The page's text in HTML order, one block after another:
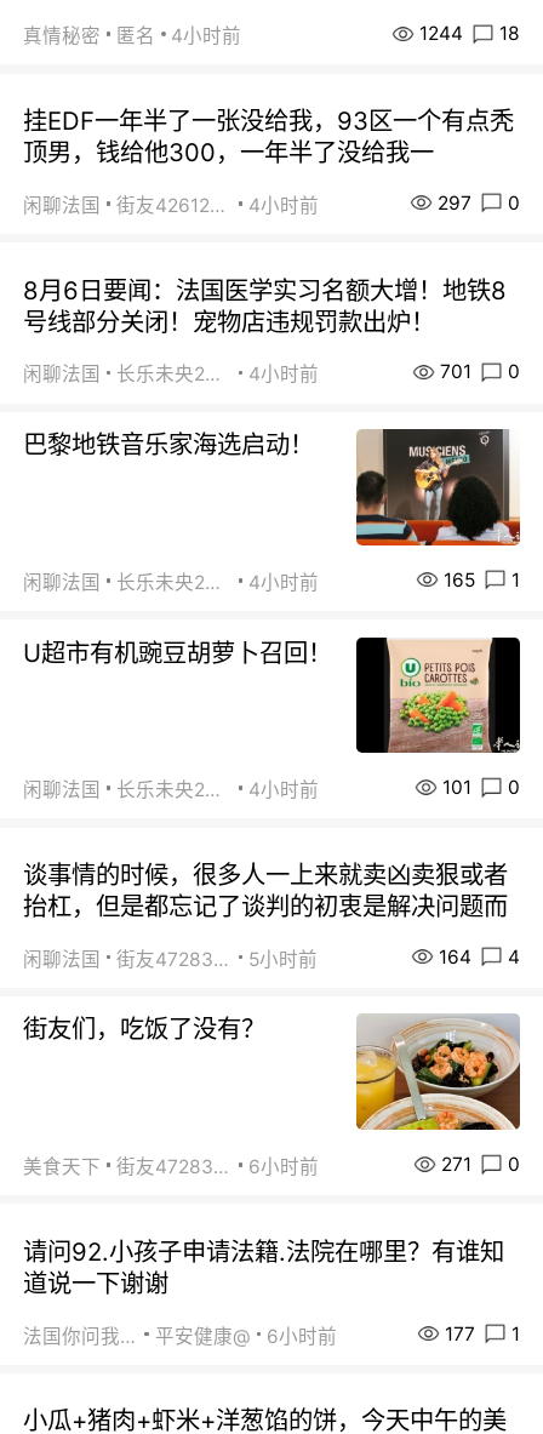
真情秘密 匿名 4小时前 1244 18
挂EDF一年半了一张没给我，93区一个有点秃
顶男，钱给他300，一年半了没给我一
闲聊法国 街友42612092 4小时前 297 0
8月6日要闻：法国医学实习名额大增！地铁8
号线部分关闭！宠物店违规罚款出炉！
闲聊法国 长乐未央2015 4小时前 701 0
巴黎地铁音乐家海选启动！
闲聊法国 长乐未央2015 4小时前 165 1
U超市有机豌豆胡萝卜召回！
闲聊法国 长乐未央2015 4小时前 101 0
谈事情的时候，很多人一上来就卖凶卖狠或者
抬杠，但是都忘记了谈判的初衷是解决问题而
闲聊法国 街友472838572 5小时前 164 4
街友们，吃饭了没有？
美食天下 街友472838572 6小时前 271 0
请问92.小孩子申请法籍.法院在哪里？有谁知
道说一下谢谢
法国你问我答 平安健康@ 6小时前 177 1
小瓜+猪肉+虾米+洋葱馅的饼，今天中午的美